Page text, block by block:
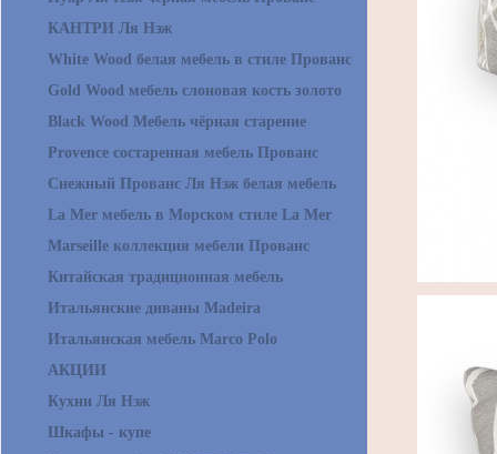
КАНТРИ Ля Нэж
White Wood белая мебель в стиле Прованс
Gold Wood мебель слоновая кость золото
Black Wood Мебель чёрная старение
Provence состаренная мебель Прованс
Снежный Прованс Ля Нэж белая мебель
La Mer мебель в Морском стиле La Mer
Marseille коллекция мебели Прованс
Китайская традиционная мебель
Итальянские диваны Madeira
Итальянская мебель Marco Polo
АКЦИИ
Кухни Ля Нэж
Шкафы - купе